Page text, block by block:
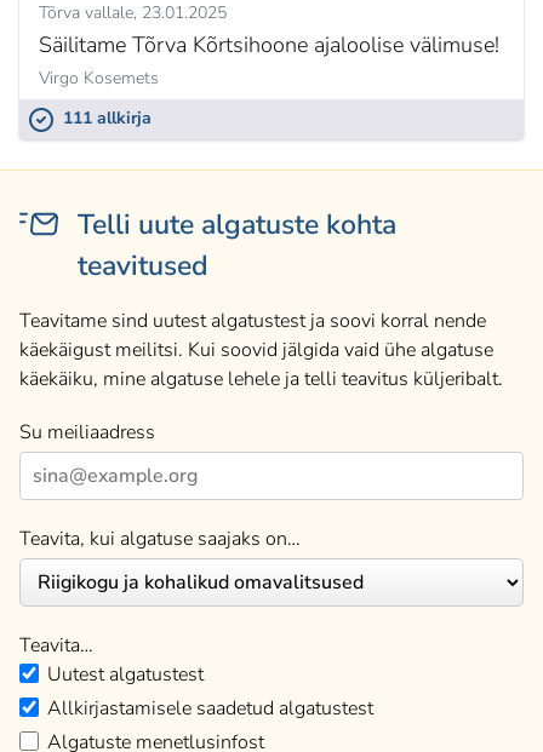
Tõrva vallale 23.01.2025
Säilitame Tõrva Kõrtsihoone ajaloolise välimuse!
Virgo Kosemets
111 allkirja
Telli uute algatuste kohta
teavitused
Teavitame sind uutest algatustest ja soovi korral nende
käekäigust meilitsi. Kui soovid jälgida vaid ühe algatuse
käekäiku, mine algatuse lehele ja telli teavitus küljeribalt.
Su meiliaadress
Teavita, kui algatuse saajaks on…
Teavita…
Uutest algatustest
Allkirjastamisele saadetud algatustest
Algatuste menetlusinfost